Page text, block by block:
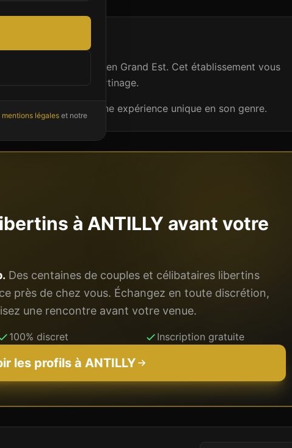
mentions légales et notre
situé à ANTILLY, en Grand Est. Cet établissement vous
rencontres et au libertinage.
contribue à une expérience unique en son genre.
à ANTILLY avant votre
Des centaines de couples et célibataires libertins
près de chez vous. Échangez en toute discrétion,
une rencontre avant votre venue.
100% discret Inscription gratuite
les profils à ANTILLY